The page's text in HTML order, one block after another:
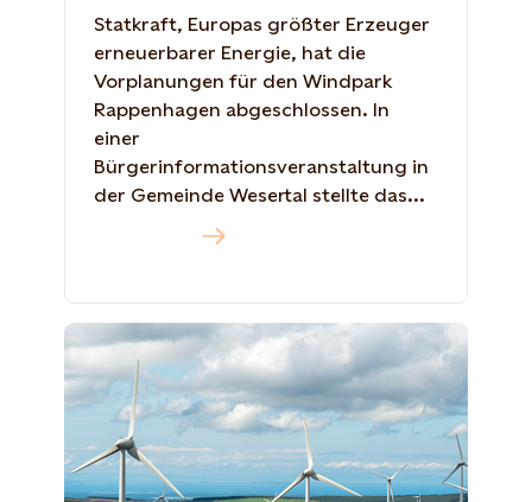
Statkraft, Europas größter Erzeuger
erneuerbarer Energie, hat die
Vorplanungen für den Windpark
Rappenhagen abgeschlossen. In
einer
Bürgerinformationsveranstaltung in
der Gemeinde Wesertal stellte das...